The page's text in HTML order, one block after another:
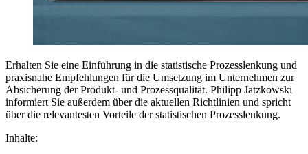
Erhalten Sie eine Einführung in die statistische Prozesslenkung und
praxisnahe Empfehlungen für die Umsetzung im Unternehmen zur
Absicherung der Produkt- und Prozessqualität. Philipp Jatzkowski
informiert Sie außerdem über die aktuellen Richtlinien und spricht
über die relevantesten Vorteile der statistischen Prozesslenkung.
Inhalte: